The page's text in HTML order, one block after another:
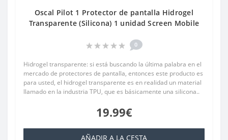
Oscal Pilot 1 Protector de pantalla Hidrogel
Transparente (Silicona) 1 unidad Screen Mobile
0
Hidrogel transparente: si está buscando la última palabra en el
mercado de protectores de pantalla, entonces este producto es
para usted, el hidrogel transparente es en realidad un material
llamado en la industria TPU, que es básicamente una silicona..
19.99€
AÑADIR A LA CESTA